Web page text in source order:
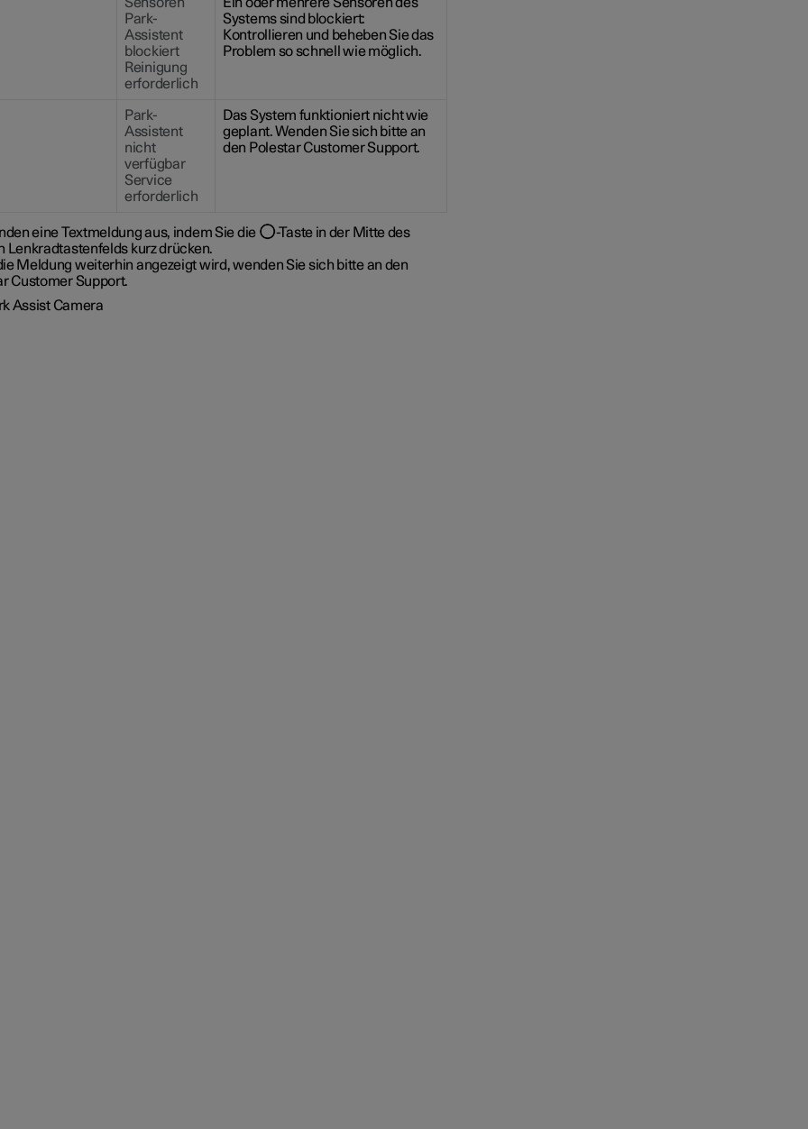
Park-
Assistent
blockiert
Reinigung
erforderlich
Systems sind blockiert:
Kontrollieren und beheben Sie das
Problem so schnell wie möglich.
Park-
Assistent
nicht
verfügbar
Service
erforderlich
Das System funktioniert nicht wie
geplant. Wenden Sie sich bitte an
den Polestar Customer Support.
eine Textmeldung aus, indem Sie die
-Taste in der Mitte des
Lenkradtastenfelds kurz drücken.
Meldung weiterhin angezeigt wird, wenden Sie sich bitte an den
Customer Support.
Assist Camera